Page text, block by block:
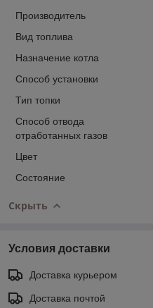
Производитель
Вид топлива
Назначение котла
Способ установки
Тип топки
Способ отвода
отработанных газов
Цвет
Состояние
Скрыть
Условия доставки
Доставка курьером
Доставка почтой